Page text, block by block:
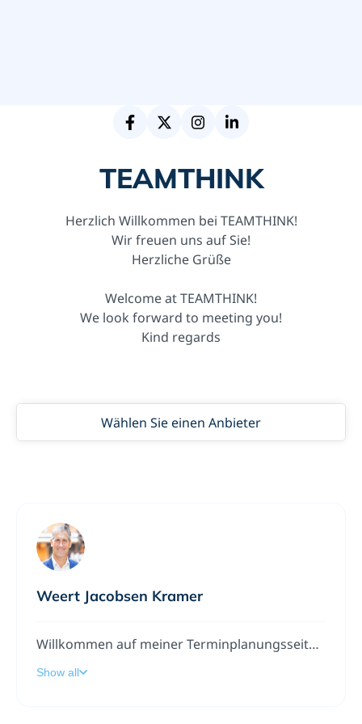
TEAMTHINK
Herzlich Willkommen bei TEAMTHINK!
Wir freuen uns auf Sie!
Herzliche Grüße
Welcome at TEAMTHINK!
We look forward to meeting you!
Kind regards
Wählen Sie einen Anbieter
Weert Jacobsen Kramer
Willkommen auf meiner Terminplanungsseite. Sie können hier eine Besprechung zu meinem Kalender hinzuzufügen. Ich freue mich auf unser Gespräch. Welcome to my scheduling page. You can now add a meeting to my calendar. I look forward to our appointment.
Show all